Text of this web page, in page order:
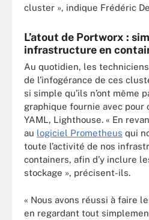
cluster », indique Frédéric
L’atout de Portworx :
infrastructure en
Au quotidien, les
de l’infogérance de ces
si simple qu’ils n’ont même
graphique fournie avec pour
YAML, Lighthouse. « En
au logiciel Prometheus qui
toute l’activité de nos
containers, afin d’y inclure
stockage », précisent-ils.
« Nous avons réussi à faire
en regardant tout